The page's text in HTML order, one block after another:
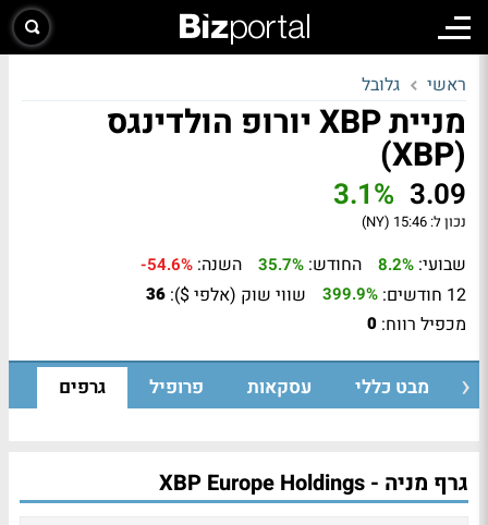
ראשי גלובל
מניית XBP יורופ הולדינגס
(XBP)
3.09
3.1%
נכון ל: 15:46 (NY)
שבועי: 8.2% החודש: 35.7% השנה: -54.6%
12 חודשים: 399.9% שווי שוק (אלפי $): 36
מכפיל רווח: 0
מבט כללי עסקאות פרופיל גרפים
גרף מניה - XBP Europe Holdings